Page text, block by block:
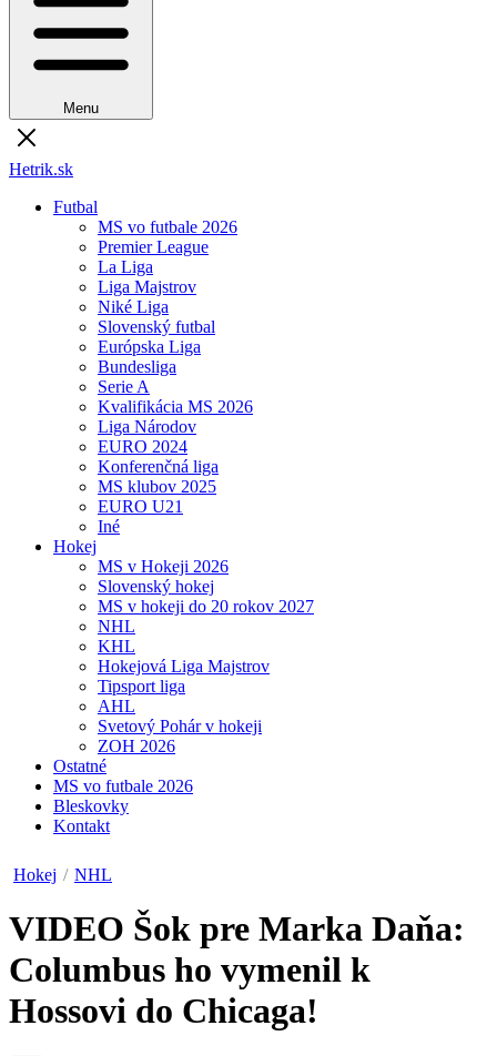
Menu
Hetrik.sk
Futbal
MS vo futbale 2026
Premier League
La Liga
Liga Majstrov
Niké Liga
Slovenský futbal
Európska Liga
Bundesliga
Serie A
Kvalifikácia MS 2026
Liga Národov
EURO 2024
Konferenčná liga
MS klubov 2025
EURO U21
Iné
Hokej
MS v Hokeji 2026
Slovenský hokej
MS v hokeji do 20 rokov 2027
NHL
KHL
Hokejová Liga Majstrov
Tipsport liga
AHL
Svetový Pohár v hokeji
ZOH 2026
Ostatné
MS vo futbale 2026
Bleskovky
Kontakt
Hokej / NHL
VIDEO Šok pre Marka Daňa:
Columbus ho vymenil k
Hossovi do Chicaga!